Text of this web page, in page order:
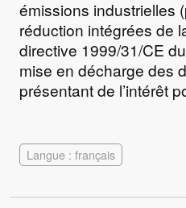
émissions industrielles
réduction intégrées de
directive 1999/31/CE
mise en décharge des
présentant de l’intérêt
Langue : français